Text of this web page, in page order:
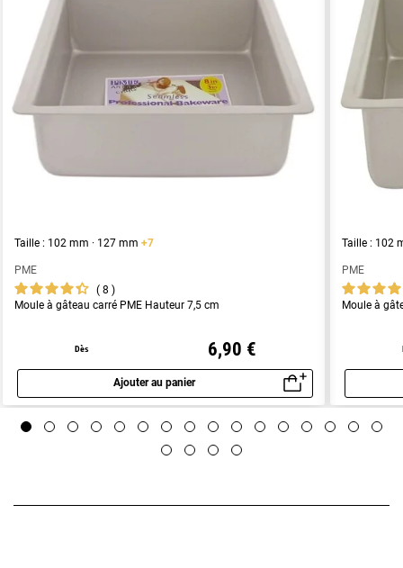
Taille : 102 mm · 127 mm +7
PME
8
Moule à gâteau carré PME Hauteur 7,5 cm
Dès 6,90 €
Ajouter au panier
Aperçu rapide
Taille : 102
PME
Moule à